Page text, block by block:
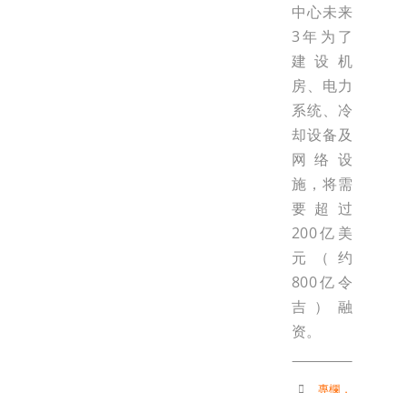
中心未来
3年为了
建设机
房、电力
系统、冷
却设备及
网络设
施，将需
要超过
200亿美
元（约
800亿令
吉）融
资。
專欄 ，